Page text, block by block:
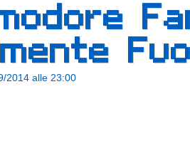
2014 alle 23:00